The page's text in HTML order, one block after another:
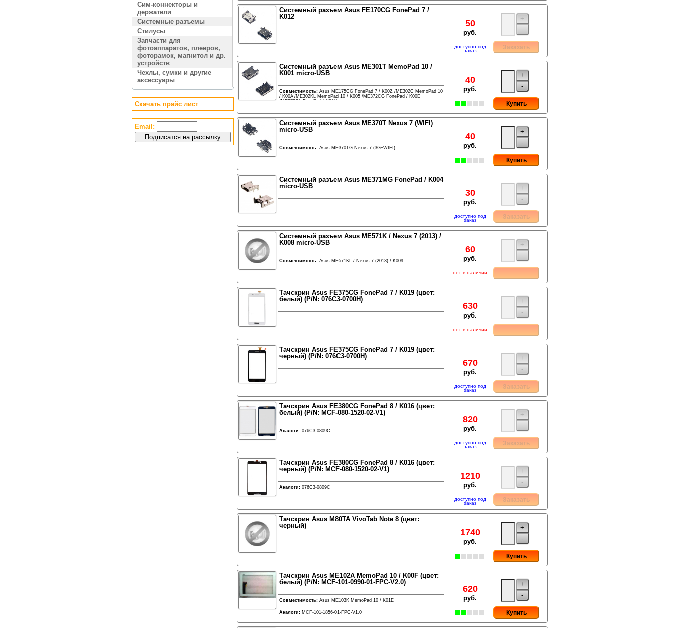
Сим-коннекторы и
держатели
Системные разъемы
Стилусы
Запчасти для
фотоаппаратов, плееров,
фоторамок, магнитол и др.
устройств
Чехлы, сумки и другие
аксессуары
Скачать прайс лист
Email:
Системный разъем Asus FE170CG FonePad 7 /
K012
50
руб.
доступно под
заказ
+
-
Заказать
Системный разъем Asus ME301T MemoPad 10 /
K001 micro-USB
Совместимость: Asus ME175CG FonePad 7 / K00Z /ME302C MemoPad 10
/ K00A /ME302KL MemoPad 10 / K005 /ME372CG FonePad / K00E
/ME372CL FonePad / K00Y
40
руб.
+
-
Купить
Системный разъем Asus ME370T Nexus 7 (WIFI)
micro-USB
Совместимость: Asus ME370TG Nexus 7 (3G+WIFI)
40
руб.
+
-
Купить
Системный разъем Asus ME371MG FonePad / K004
micro-USB
30
руб.
доступно под
заказ
+
-
Заказать
Системный разъем Asus ME571K / Nexus 7 (2013) /
K008 micro-USB
Совместимость: Asus ME571KL / Nexus 7 (2013) / K009
60
руб.
нет в наличии
+
-
Тачскрин Asus FE375CG FonePad 7 / K019 (цвет:
белый) (P/N: 076C3-0700H)
630
руб.
нет в наличии
+
-
Тачскрин Asus FE375CG FonePad 7 / K019 (цвет:
черный) (P/N: 076C3-0700H)
670
руб.
доступно под
заказ
+
-
Заказать
Тачскрин Asus FE380CG FonePad 8 / K016 (цвет:
белый) (P/N: MCF-080-1520-02-V1)
Аналоги: 076C3-0809C
820
руб.
доступно под
заказ
+
-
Заказать
Тачскрин Asus FE380CG FonePad 8 / K016 (цвет:
черный) (P/N: MCF-080-1520-02-V1)
Аналоги: 076C3-0809C
1210
руб.
доступно под
заказ
+
-
Заказать
Тачскрин Asus M80TA VivoTab Note 8 (цвет:
черный)
1740
руб.
+
-
Купить
Тачскрин Asus ME102A MemoPad 10 / K00F (цвет:
белый) (P/N: MCF-101-0990-01-FPC-V2.0)
Совместимость: Asus ME103K MemoPad 10 / K01E
Аналоги: MCF-101-1856-01-FPC-V1.0
620
руб.
+
-
Купить